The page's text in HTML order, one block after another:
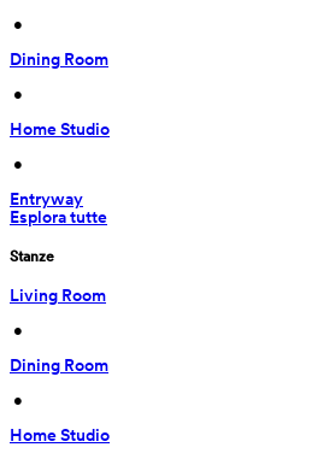
•
Dining Room
•
Home Studio
•
Entryway
Esplora tutte
Stanze
Living Room
•
Dining Room
•
Home Studio